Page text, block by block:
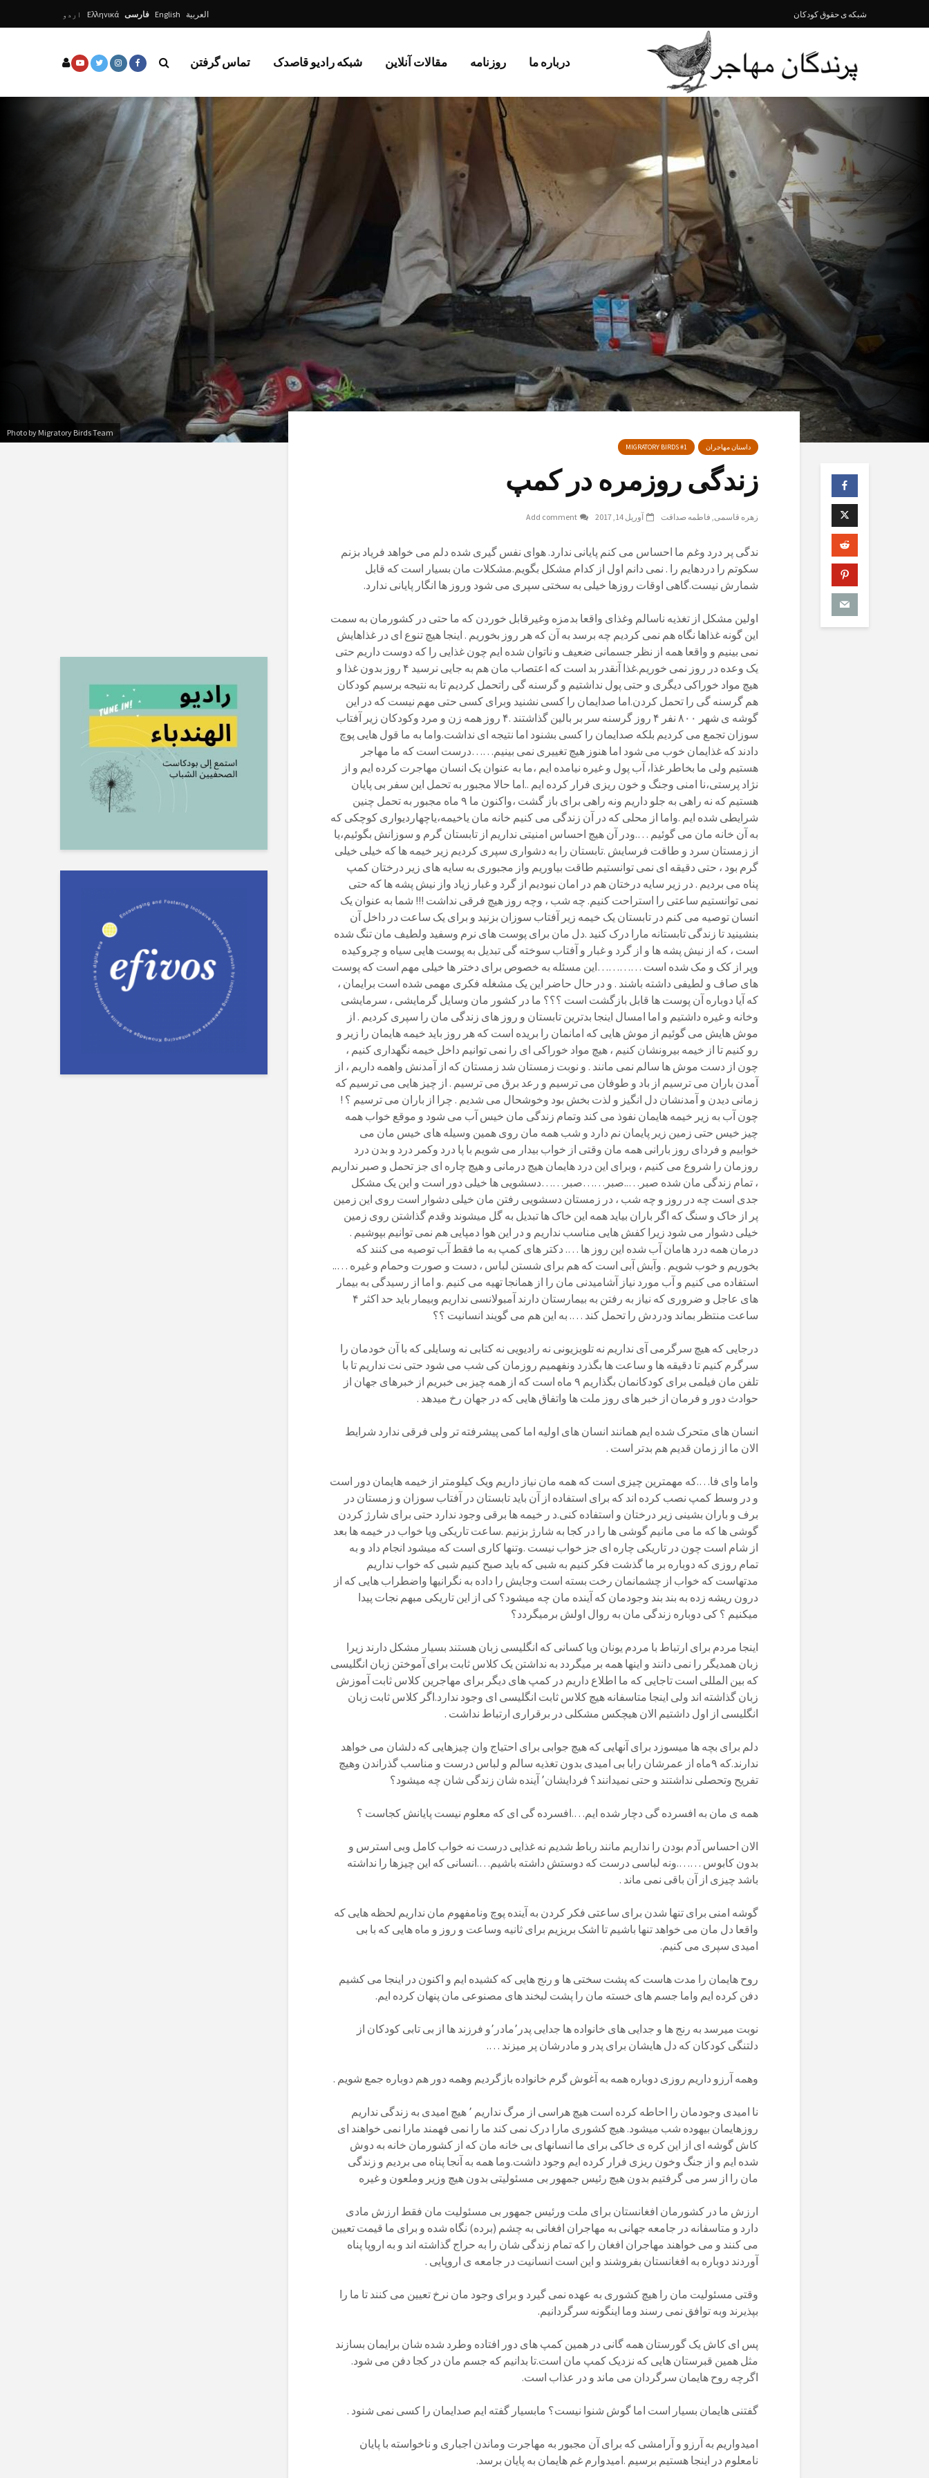
شبکە ی حقوق کودکان العربية English فارسی Ελληνικά اردو
درباره ما روزنامە مقالات آنلاین شبکه رادیو قاصدک تماس گرفتن
Photo by Migratory Birds Team
داستان مهاجران MIGRATORY BIRDS #1
زندگی روزمره در کمپ
زهره قاسمی فاطمه صداقت آوریل 14, 2017 Add comment
ندگی پر درد وغم ما احساس می کنم پایانی ندارد. هوای نفس گیری شده دلم می خواهد فریاد بزنم
سکوتم را دردهایم را . نمی دانم اول از کدام مشکل بگویم.مشکلات مان بسیار است که قابل
شمارش نیست.گاهی اوقات روزها خیلی به سختی سپری می شود وروز ها انگار پایانی ندارد.
اولین مشکل از تغذیه ناسالم وغذای واقعا بدمزه وغیرقابل خوردن که ما حتی در کشورمان به سمت
این گونه غذاها نگاه هم نمی کردیم چه برسد به آن که هر روز بخوریم . اینجا هیچ تنوع ای در غذاهایش
نمی بینیم و واقعا همه از نظر جسمانی ضعیف و ناتوان شده ایم چون غذایی را که دوست داریم حتی
یک وعده در روز نمی خوریم.غذا آنقدر بد است که اعتصاب مان هم به جایی نرسید ۴ روز بدون غذا و
هیچ مواد خوراکی دیگری و حتی پول نداشتیم و گرسنه گی راتحمل کردیم تا به نتیجه برسیم کودکان
هم گرسنه گی را تحمل کردن.اما صدایمان را کسی نشنید وبرای کسی حتی مهم نیست که در این
گوشه ی شهر ۸۰۰ نفر ۴ روز گرسنه سر بر بالین گذاشتند .۴ روز همه زن و مرد وکودکان زیر آفتاب
سوزان تجمع می کردیم بلکه صدایمان را کسی بشنود اما نتیجه ای نداشت.واما به ما قول هایی پوچ
دادند که غذایمان خوب می شود اما هنوز هیچ تغییری نمی بینیم……درست است که ما مهاجر
هستیم ولی ما بخاطر غذا، آب پول و غیره نیامده ایم ،ما به عنوان یک انسان مهاجرت کرده ایم و از
نژاد پرستی،نا امنی وجنگ و خون ریزی فرار کرده ایم ..اما حالا مجبور به تحمل این سفر بی پایان
هستیم که نه راهی به جلو داریم ونه راهی برای باز گشت ،واکنون ما ۹ ماه مجبور به تحمل چنین
شرایطی شده ایم .واما از محلی که در آن زندگی می کنیم خانه مان یاخیمه،یاچهاردیواری کوچکی که
به آن خانه مان می گوئیم ….ودر آن هیچ احساس امنیتی نداریم از تابستان گرم و سوزانش بگوئیم،یا
از زمستان سرد و طاقت فرسایش .تابستان را به دشواری سپری کردیم زیر خیمه ها که خیلی خیلی
گرم بود ، حتی دقیقه ای نمی توانستیم طاقت بیاوریم واز مجبوری به سایه های زیر درختان کمپ
پناه می بردیم . در زیر سایه درختان هم در امان نبودیم از گرد و غبار زیاد واز نیش پشه ها که حتی
نمی توانستیم ساعتی را استراحت کنیم. چه شب ، وچه روز هیچ فرقی نداشت !!! شما به عنوان یک
انسان توصیه می کنم در تابستان یک خیمه زیر آفتاب سوزان بزنید و برای یک ساعت در داخل آن
بنشینید تا زندگی تابستانه مارا درک کنید .دل مان برای پوست های نرم وسفید ولطیف مان تنگ شده
است ، که از نیش پشه ها و از گرد و غبار و آفتاب سوخته گی تبدیل به پوست هایی سیاه و چروکیده
وپر از کک و مک شده است …………این مسئله به خصوص برای دختر ها خیلی مهم است که پوست
های صاف و لطیفی داشته باشند . و در حال حاضر این یک مشغله فکری مهمی شده است برایمان ،
که آیا دوباره آن پوست ها قابل بازگشت است ؟؟؟ ما در کشور مان وسایل گرمایشی ، سرمایشی
وخانه و غیره داشتیم و اما امسال اینجا بدترین تابستان و روز های زندگی مان را سپری کردیم . از
موش هایش می گوئیم از موش هایی که امانمان را بریده است که هر روز باید خیمه هایمان را زیر و
رو کنیم تا از خیمه بیرونشان کنیم ، هیچ مواد خوراکی ای را نمی توانیم داخل خیمه نگهداری کنیم ،
چون از دست موش ها سالم نمی مانند . و نوبت زمستان شد زمستان که از آمدنش واهمه داریم ، از
آمدن باران می ترسیم از باد و طوفان می ترسیم و رعد برق می ترسیم . از چیز هایی می ترسیم که
زمانی دیدن و آمدنشان دل انگیز و لذت بخش بود وخوشحال می شدیم . چرا از باران می ترسیم ؟ !
چون آب به زیر خیمه هایمان نفوذ می کند وتمام زندگی مان خیس آب می شود و موقع خواب همه
چیز خیس حتی زمین زیر پایمان نم دارد و شب همه مان روی همین وسیله های خیس مان می
خوابیم و فردای روز بارانی همه مان وقتی از خواب بیدار می شویم با پا درد وکمر درد و بدن درد
روزمان را شروع می کنیم ، وبرای این درد هایمان هیچ درمانی و هیچ چاره ای جز تحمل و صبر نداریم
، تمام زندگی مان شده صبر…..صبر……صبر……دسشویی ها خیلی دور است و این یک مشکل
جدی است چه در روز و چه شب ، در زمستان دسشویی رفتن مان خیلی دشوار است روی این زمین
پر از خاک و سنگ که اگر باران بیاید همه این خاک ها تبدیل به گل میشوند وقدم گذاشتن روی زمین
خیلی دشوار می شود زیرا کفش هایی مناسب نداریم و در این هوا دمپایی هم نمی توانیم بپوشیم .
درمان همه درد هامان آب شده این روز ها …. دکتر های کمپ به ما فقط آب توصیه می کنند که
بخوریم و خوب شویم . وآبش آبی است که هم برای شستن لباس ، دست و صورت وحمام و غیره …..
استفاده می کنیم و آب مورد نیاز آشامیدنی مان را از همانجا تهیه می کنیم .و اما از رسیدگی به بیمار
های عاجل و ضروری که نیاز به رفتن به بیمارستان دارند آمبولانسی نداریم وبیمار باید حد اکثر ۴
ساعت منتظر بماند ودردش را تحمل کند …. به این هم می گویند انسانیت ؟؟
درجایی که هیچ سرگرمی آی نداریم نه تلویزیونی نه رادیویی نه کتابی نه وسایلی که با آن خودمان را
سرگرم کنیم تا دقیقه ها و ساعت ها بگذرد ونفهمیم روزمان کی شب می شود حتی نت نداریم تا با
تلفن مان فیلمی برای کودکانمان بگذاریم ۹ ماه است که از همه چیز بی خبریم از خبرهای جهان از
حوادث دور و فرمان از خبر های روز ملت ها واتفاق هایی که در جهان رخ میدهد .
انسان های متحرک شده ایم همانند انسان های اولیه اما کمی پیشرفته تر ولی فرقی ندارد شرایط
الان ما از زمان قدیم هم بدتر است .
واما وای فا….که مهمترین چیزی است که همه مان نیاز داریم ویک کیلومتر از خیمه هایمان دور است
و در وسط کمپ نصب کرده اند که برای استفاده از آن باید تابستان در آفتاب سوزان و زمستان در
برف و باران بشینی زیر درختان و استفاده کنی.د ر خیمه ها برقی وجود ندارد حتی برای شارژ کردن
گوشی ها که ما می مانیم گوشی ها را در کجا به شارژ بزنیم .ساعت تاریکی ویا خواب در خیمه ها بعد
از شام است چون در تاریکی چاره ای جز خواب نیست .وتنها کاری است که میشود انجام داد و به
تمام روزی که دوباره بر ما گذشت فکر کنیم به شبی که باید صبح کنیم شبی که خواب نداریم
مدتهاست که خواب از چشمانمان رخت بسته است وجایش را داده به نگرانیها واضطراب هایی که از
درون ریشه زده به بند بند وجودمان که آینده مان چه میشود؟ کی از این تاریکی مبهم نجات پیدا
میکنیم ؟ کی دوباره زندگی مان به روال اولش برمیگردد؟
اینجا مردم برای ارتباط با مردم یونان ویا کسانی که انگلیسی زبان هستند بسیار مشکل دارند زیرا
زبان همدیگر را نمی دانند و اینها همه بر میگردد به نداشتن یک کلاس ثابت برای آموختن زبان انگلیسی
که بین المللی است تاجایی که ما اطلاع داریم در کمپ های دیگر برای مهاجرین کلاس ثابت آموزش
زبان گذاشته اند ولی اینجا متاسفانه هیچ کلاس ثابت انگلیسی ای وجود ندارد.اگر کلاس ثابت زبان
انگلیسی از اول داشتیم الان هیچکس مشکلی در برقراری ارتباط نداشت .
دلم برای بچه ها میسوزد برای آنهایی که هیچ جوابی برای احتیاج وان چیزهایی که دلشان می خواهد
ندارند.که ۹ماه از عمرشان رابا بی امیدی بدون تغذیه سالم و لباس درست و مناسب گذراندن وهیچ
تفریح وتحصلی نداشتند و حتی نمیدانند؟ فردایشان٬ آینده شان زندگی شان چه میشود؟
همه ی مان به افسرده گی دچار شده ایم….افسرده گی ای که معلوم نیست پایانش کجاست ؟
الان احساس آدم بودن را نداریم مانند رباط شدیم نه غذایی درست نه خواب کامل وبی استرس و
بدون کابوس …….ونه لباسی درست که دوستش داشته باشیم….انسانی که این چیزها را نداشته
باشد چیزی از آن باقی نمی ماند .
گوشه امنی برای تنها شدن برای ساعتی فکر کردن به آینده پوچ ونامفهوم مان نداریم لحظه هایی که
واقعا دل مان می خواهد تنها باشیم تا اشک بریزیم برای ثانیه وساعت و روز و ماه هایی که با بی
امیدی سپری می کنیم.
روح هایمان را مدت هاست که پشت سختی ها و رنج هایی که کشیده ایم و اکنون در اینجا می کشیم
دفن کرده ایم واما جسم های خسته مان را پشت لبخند های مصنوعی مان پنهان کرده ایم.
نوبت میرسد به رنج ها و جدایی های خانواده ها جدایی پدر٬مادر٬و فرزند ها از بی تابی کودکان از
دلتنگی کودکان که دل هایشان برای پدر و مادرشان پر میزند ….
وهمه آرزو داریم روزی دوباره همه به آغوش گرم خانواده بازگردیم وهمه دور هم دوباره جمع شویم .
نا امیدی وجودمان را احاطه کرده است هیچ هراسی از مرگ نداریم ٬ هیچ امیدی به زندگی نداریم
روزهایمان بیهوده شب میشود. هیچ کشوری مارا درک نمی کند ما را نمی فهمند مارا نمی خواهند ای
کاش گوشه ای از این کره ی خاکی برای ما انسانهای بی خانه مان که از کشورمان خانه به دوش
شده ایم و از جنگ وخون ریزی فرار کرده ایم وجود داشت.وما همه به آنجا پناه می بردیم و زندگی
مان را از سر می گرفتیم بدون هیچ رئیس جمهور بی مسئولیتی بدون هیچ وزیر وملعون و غیره
ارزش ما در کشورمان افغانستان برای ملت ورئیس جمهور بی مسئولیت مان فقط ارزش مادی
دارد و متاسفانه در جامعه جهانی به مهاجران افغانی به چشم (برده) نگاه شده و برای ما قیمت تعیین
می کنند و می خواهند مهاجران افغان را که تمام زندگی شان را به حراج گذاشته اند و به اروپا پناه
آوردند دوباره به افغانستان بفروشند و این است انسانیت در جامعه ی اروپایی .
وقتی مسئولیت مان را هیچ کشوری به عهده نمی گیرد و برای وجود مان نرخ تعیین می کنند تا ما را
بپذیرند وبه توافق نمی رسند وما اینگونه سرگردانیم.
پس ای کاش یک گورستان همه گانی در همین کمپ های دور افتاده وطرد شده شان برایمان بسازند
مثل همین قبرستان هایی که نزدیک کمپ مان است.تا بدانیم که جسم مان در کجا دفن می شود.
اگرچه روح هایمان سرگردان می ماند و در عذاب است.
گفتنی هایمان بسیار است اما گوش شنوا نیست؟ مابسیار گفته ایم صدایمان را کسی نمی شنود .
امیدواریم به آرزو و آرامشی که برای آن مجبور به مهاجرت وماندن اجباری و ناخواسته با پایان
نامعلوم در اینجا هستیم برسیم .امیدوارم غم هایمان به پایان برسد.